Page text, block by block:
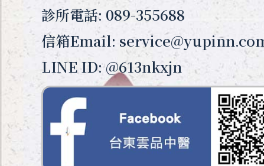
診所電話: 089-355688
信箱Email:
LINE ID: @613nkxjn